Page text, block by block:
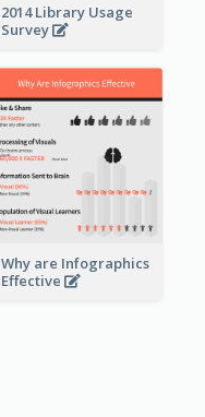
2014 Library Usage
Survey
Why are Infographics
Effective